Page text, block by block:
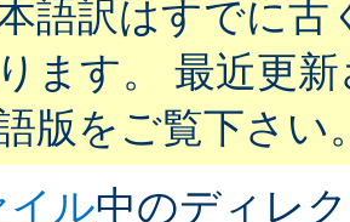
語訳はすでに古
ます。 最近更
版をご覧下さい
イル中のディレ